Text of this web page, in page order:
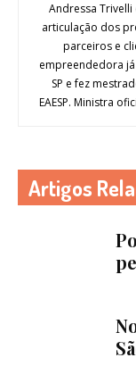
Andressa
articulação dos
parceiros e
empreendedora
SP e fez
EAESP. Ministra
Artigos